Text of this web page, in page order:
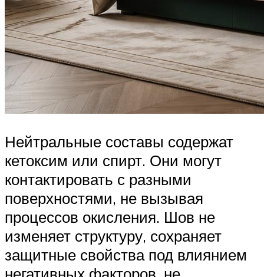
Нейтральные составы содержат
кетоксим или спирт. Они могут
контактировать с разными
поверхностями, не вызывая
процессов окисления. Шов не
изменяет структуру, сохраняет
защитные свойства под влиянием